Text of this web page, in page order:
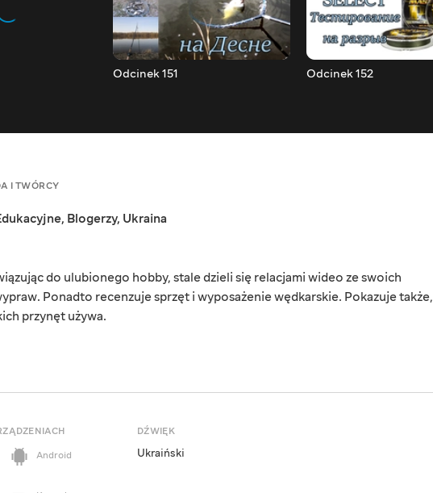
Odcinek 151 Odcinek 152
I TWÓRCY
, Blogerzy, Ukraina
do ulubionego hobby, stale dzieli się relacjami wideo ze swoich
Ponadto recenzuje sprzęt i wyposażenie wędkarskie. Pokazuje także,
przynęt używa.
Android
DŹWIĘK
Ukraiński